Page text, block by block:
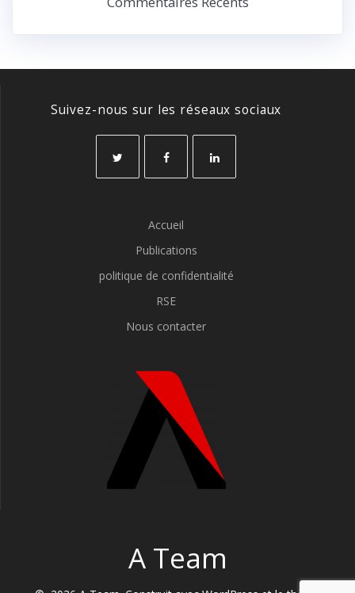
Suivez-nous sur les réseaux sociaux
Accueil
Publications
politique de confidentialité
RSE
Nous contacter
A Team